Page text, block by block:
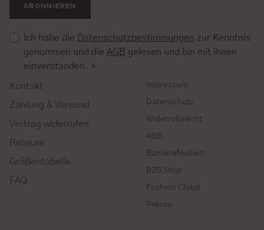
ABONNIEREN
Ich habe die Datenschutzbestimmungen zur Kenntnis
genommen und die AGB gelesen und bin mit ihnen
einverstanden. *
Kontakt
Zahlung & Versand
Vertrag widerrufen
Retoure
Größentabelle
FAQ
Impressum
Datenschutz
Widerrufsrecht
AGB
Barrierefreiheit
B2B Shop
Fashion Cloud
Presse